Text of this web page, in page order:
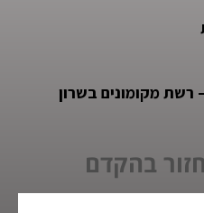
רשת מקומונים בשרון
בהקדם